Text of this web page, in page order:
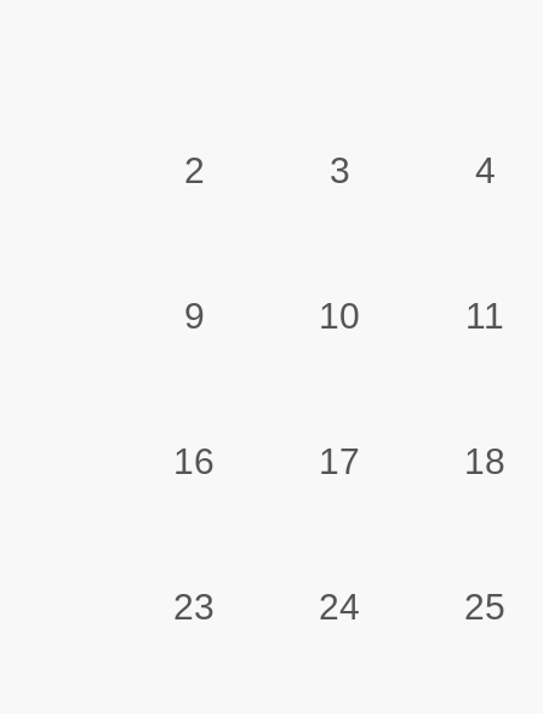
2 3 4
9 10 11
16 17 18
23 24 25